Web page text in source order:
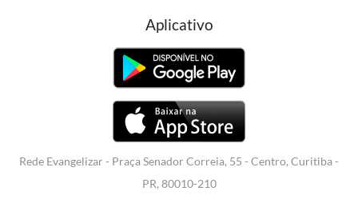
Aplicativo
Rede Evangelizar - Praça Senador Correia, 55 - Centro, Curitiba -
PR, 80010-210